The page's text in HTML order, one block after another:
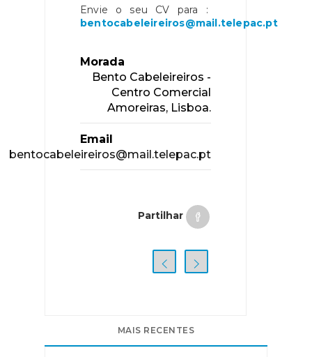
Envie o seu CV para :
bentocabeleireiros@mail.telepac.pt
Morada
Bento Cabeleireiros -
Centro Comercial
Amoreiras, Lisboa.
Email
bentocabeleireiros@mail.telepac.pt
Partilhar
MAIS RECENTES